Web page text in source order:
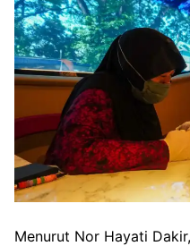
Menurut Nor Hayati